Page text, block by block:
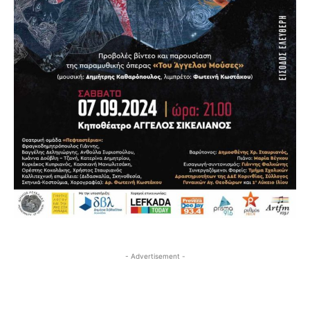
- Advertisement -